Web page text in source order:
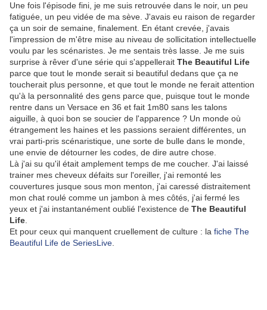
Une fois l'épisode fini, je me suis retrouvée dans le noir, un peu
fatiguée, un peu vidée de ma sève. J'avais eu raison de regarder
ça un soir de semaine, finalement. En étant crevée, j'avais
l'impression de m'être mise au niveau de sollicitation intellectuelle
voulu par les scénaristes. Je me sentais très lasse. Je me suis
surprise à rêver d'une série qui s'appellerait The Beautiful Life
parce que tout le monde serait si beautiful dedans que ça ne
toucherait plus personne, et que tout le monde ne ferait attention
qu'à la personnalité des gens parce que, puisque tout le monde
rentre dans un Versace en 36 et fait 1m80 sans les talons
aiguille, à quoi bon se soucier de l'apparence ? Un monde où
étrangement les haines et les passions seraient différentes, un
vrai parti-pris scénaristique, une sorte de bulle dans le monde,
une envie de détourner les codes, de dire autre chose.
Là j'ai su qu'il était amplement temps de me coucher. J'ai laissé
trainer mes cheveux défaits sur l'oreiller, j'ai remonté les
couvertures jusque sous mon menton, j'ai caressé distraitement
mon chat roulé comme un jambon à mes côtés, j'ai fermé les
yeux et j'ai instantanément oublié l'existence de The Beautiful
Life
Et pour ceux qui manquent cruellement de culture : la fiche The
Beautiful Life de SeriesLive